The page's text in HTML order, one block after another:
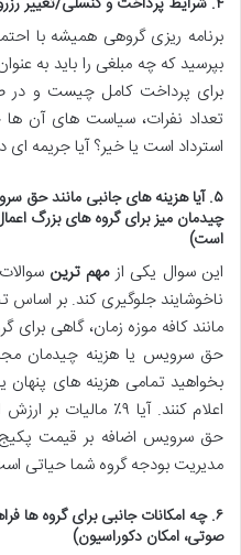
برنامه ریزی گروهی همیشه با
بپرسید که چه مبلغی را باید به
برای پرداخت کامل چیست و در
تعداد نفرات، سیاست های آن
استرداد است یا خیر؟ آیا جریمه ای
۵. آیا هزینه های جانبی مانند حق
چیدمان میز برای گروه های بزرگ
است)
این سوال یکی ازمهم ترین
ناخوشایند جلوگیری کند. بر اساس
مانند کافه موزه زمان، گاهی
حق سرویس یا هزینه چیدمان
بخواهید تمامی هزینه های
اعلام کنند. آیا ۹٪
حق سرویس اضافه بر قیمت پکیج
مدیریت بودجه گروه شما حیاتی
۶. چه امکانات جانبی برای گروه ها
صوتی، امکان دکوراسیون)